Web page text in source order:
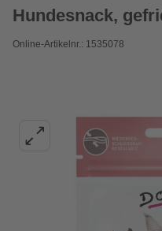
Hundesnack,
Online-Artikelnr.: 1535078